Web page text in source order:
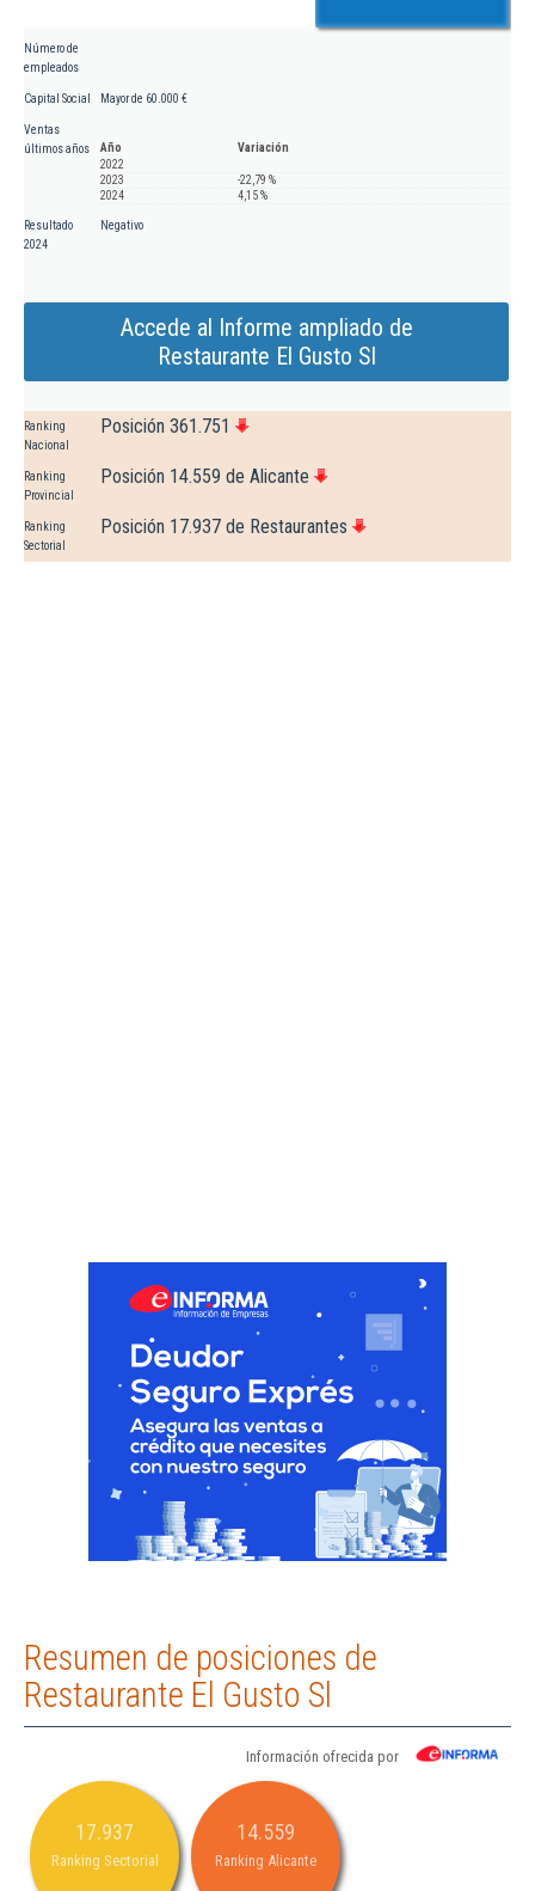
Número de
empleados
Capital Social Mayor de 60.000 €
Ventas
últimos años
Año
Variación
2022
2023
-22,79 %
2024
4,15 %
Resultado
2024
Negativo
Accede al Informe ampliado de
Restaurante El Gusto Sl
Ranking
Nacional
Posición 361.751
Ranking
Provincial
Posición 14.559 de Alicante
Ranking
Sectorial
Posición 17.937 de Restaurantes
Resumen de posiciones de
Restaurante El Gusto Sl
Información ofrecida por
17.937
Ranking Sectorial
14.559
Ranking Alicante